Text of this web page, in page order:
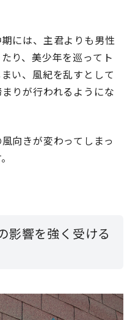
には、主君よりも男性
り、美少年を巡ってト
い、風紀を乱すとして
りが行われるようにな
向きが変わってしまっ
影響を強く受ける